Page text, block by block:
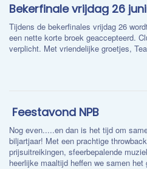
Bekerfinale vrijdag 26 juni
Tijdens de bekerfinales vrijdag 26
een nette korte broek geaccepteerd.
verplicht. Met vriendelijke groetjes,
​ Feestavond NPB
Nog even.....en dan is het tijd om
biljartjaar! Met een prachtige
prijsuitreikingen, sfeerbepalende
heerlijke maaltijd heffen we samen